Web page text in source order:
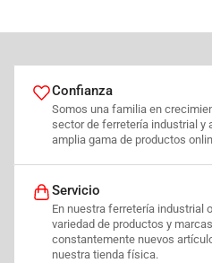
Confianza
Somos una familia en
sector de ferretería industrial y
amplia gama de productos
Servicio
En nuestra ferretería industrial
variedad de productos y
constantemente nuevos
nuestra tienda física.